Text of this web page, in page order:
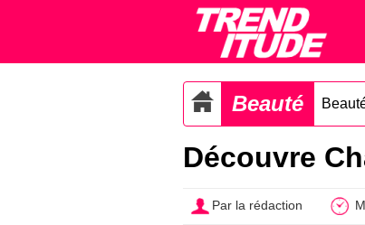
Beauté
Découvre
Par la rédaction